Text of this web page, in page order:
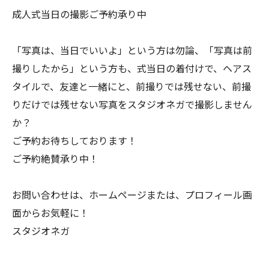
成人式当日の撮影ご予約承り中
「写真は、当日でいいよ」という方は勿論、「写真は前
撮りしたから」という方も、式当日の着付けで、ヘアス
タイルで、友達と一緒にと、前撮りでは残せない、前撮
りだけでは残せない写真をスタジオネガで撮影しません
か？
ご予約お待ちしております！
ご予約絶賛承り中！
お問い合わせは、ホームページまたは、プロフィール画
面からお気軽に！
スタジオネガ